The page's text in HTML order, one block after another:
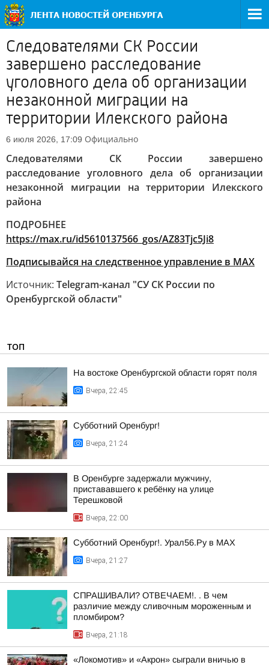
Следователями СК России
завершено расследование
уголовного дела об организации
незаконной миграции на
территории Илекского района
6 июля 2026, 17:09 Официально
Следователями СК России завершено
расследование уголовного дела об организации
незаконной миграции на территории Илекского
района
ПОДРОБНЕЕ
https://max.ru/id5610137566_gos/AZ83Tjc5Ji8
Подписывайся на следственное управление в МАХ
Источник: Telegram-канал "СУ СК России по
Оренбургской области"
ТОП
На востоке Оренбургской области горят поля
Вчера, 22:45
Субботний Оренбург!
Вчера, 21:24
В Оренбурге задержали мужчину,
пристававшего к ребёнку на улице
Терешковой
Вчера, 22:00
Субботний Оренбург!. Урал56.Ру в МАХ
Вчера, 21:27
СПРАШИВАЛИ? ОТВЕЧАЕМ!. . В чем
различие между сливочным мороженным и
пломбиром?
Вчера, 21:18
«Локомотив» и «Акрон» сыграли вничью в